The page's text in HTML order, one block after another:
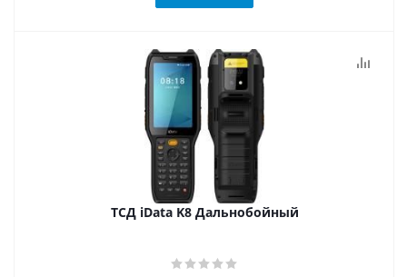
ТСД iData K8 Дальнобойный